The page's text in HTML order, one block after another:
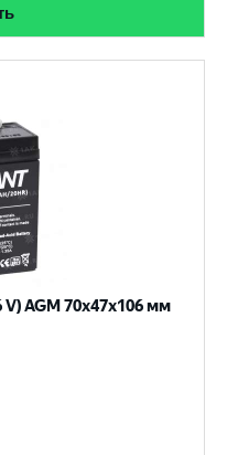
AGM 70x47x106 мм